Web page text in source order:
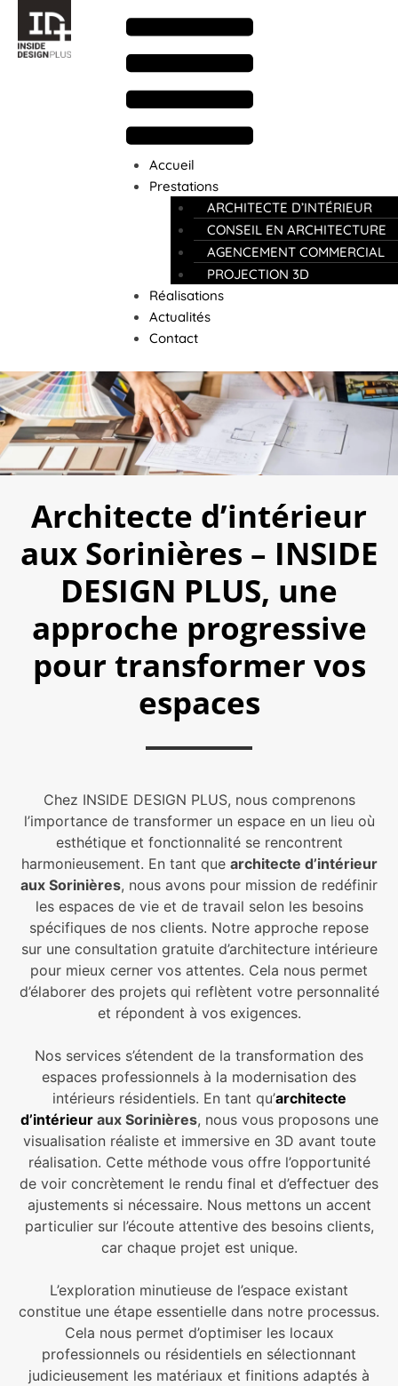
Accueil
Prestations
ARCHITECTE D’INTÉRIEUR
CONSEIL EN ARCHITECTURE
AGENCEMENT COMMERCIAL
PROJECTION 3D
Réalisations
Actualités
Contact
Architecte d’intérieur
aux Sorinières – INSIDE
DESIGN PLUS, une
approche progressive
pour transformer vos
espaces
Chez INSIDE DESIGN PLUS, nous comprenons
l’importance de transformer un espace en un lieu où
esthétique et fonctionnalité se rencontrent
harmonieusement. En tant que architecte d’intérieur
aux Sorinières, nous avons pour mission de redéfinir
les espaces de vie et de travail selon les besoins
spécifiques de nos clients. Notre approche repose
sur une consultation gratuite d’architecture intérieure
pour mieux cerner vos attentes. Cela nous permet
d’élaborer des projets qui reflètent votre personnalité
et répondent à vos exigences.
Nos services s’étendent de la transformation des
espaces professionnels à la modernisation des
intérieurs résidentiels. En tant qu’architecte
d’intérieuraux Sorinières, nous vous proposons une
visualisation réaliste et immersive en 3D avant toute
réalisation. Cette méthode vous offre l’opportunité
de voir concrètement le rendu final et d’effectuer des
ajustements si nécessaire. Nous mettons un accent
particulier sur l’écoute attentive des besoins clients,
car chaque projet est unique.
L’exploration minutieuse de l’espace existant
constitue une étape essentielle dans notre processus.
Cela nous permet d’optimiser les locaux
professionnels ou résidentiels en sélectionnant
judicieusement les matériaux et finitions adaptés à